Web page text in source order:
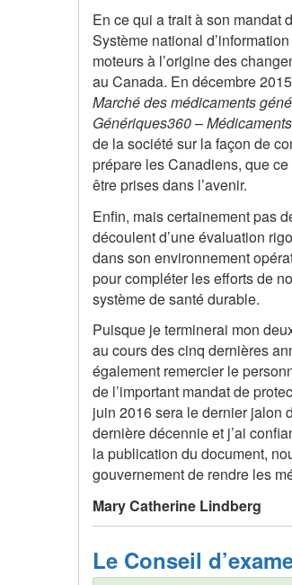
En ce qui a trait à son mandat
Système national
moteurs à l’origine des
au Canada. En décembre
Marché des médicaments
Génériques360 –
de la société sur la façon de
prépare les Canadiens, que
être prises dans l’avenir.
Enfin, mais certainement pas
découlent d’une évaluation
dans son environnement
pour compléter les efforts de
système de santé durable.
Puisque je terminerai mon
au cours des cinq dernières
également remercier le
de l’important mandat de
juin 2016 sera le dernier jalon
dernière décennie et j’ai
la publication du document,
gouvernement de rendre les
Mary Catherine Lindberg
Le Conseil